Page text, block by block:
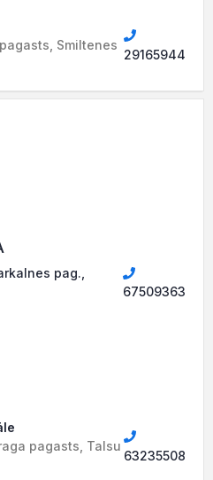
Smiltenes
29165944
pag.,
67509363
pagasts, Talsu
63235508